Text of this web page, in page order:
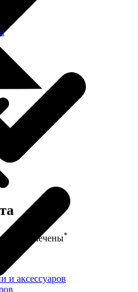
отмечены*
и аксессуаров